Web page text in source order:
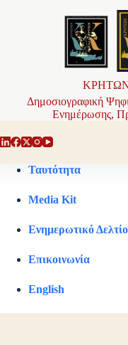
ΚΡΗΤΩΝ
Δημοσιογραφική
Ενημέρωσης,
Ταυτότητα
Media Kit
Ενημερωτικό Δελτίο
Επικοινωνία
English